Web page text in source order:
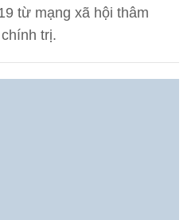
từ mạng xã hội thâm
trị.